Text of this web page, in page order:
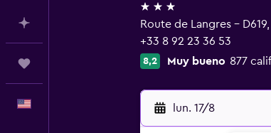
3 estrellas
Route de Langres -
+33 8 92 23 36 53
8,2 Muy bueno 877
lun. 17/8